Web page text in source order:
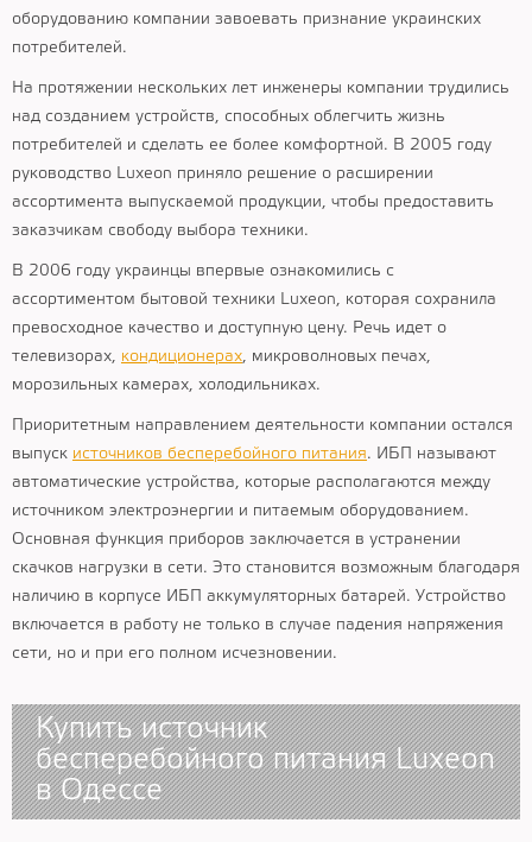
оборудованию компании завоевать признание украинских
потребителей.
На протяжении нескольких лет инженеры компании трудились
над созданием устройств, способных облегчить жизнь
потребителей и сделать ее более комфортной. В 2005 году
руководство Luxeon приняло решение о расширении
ассортимента выпускаемой продукции, чтобы предоставить
заказчикам свободу выбора техники.
В 2006 году украинцы впервые ознакомились с
ассортиментом бытовой техники Luxeon, которая сохранила
превосходное качество и доступную цену. Речь идет о
телевизорах, кондиционерах, микроволновых печах,
морозильных камерах, холодильниках.
Приоритетным направлением деятельности компании остался
выпуск источников бесперебойного питания. ИБП называют
автоматические устройства, которые располагаются между
источником электроэнергии и питаемым оборудованием.
Основная функция приборов заключается в устранении
скачков нагрузки в сети. Это становится возможным благодаря
наличию в корпусе ИБП аккумуляторных батарей. Устройство
включается в работу не только в случае падения напряжения
сети, но и при его полном исчезновении.
Купить источник
бесперебойного питания Luxeon
в Одессе